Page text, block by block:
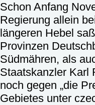
Schon Anfang
Regierung allein
längeren Hebel
Provinzen
Südmähren, als
Staatskanzler Karl
noch gegen „die
Gebietes unter